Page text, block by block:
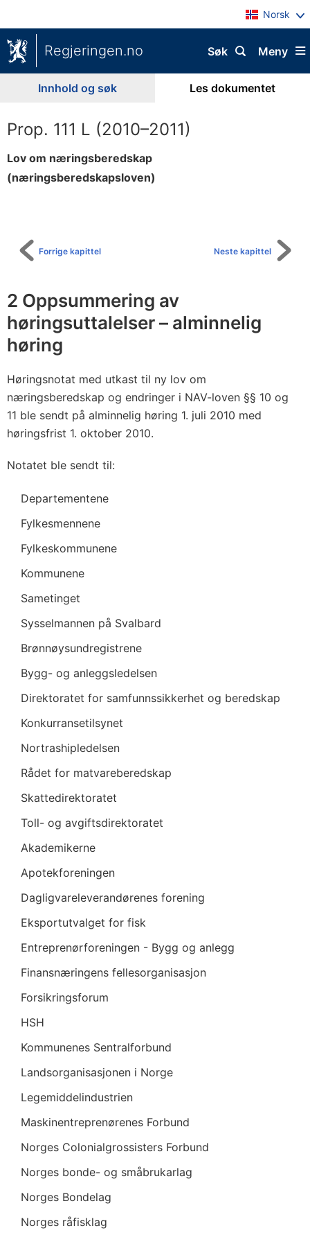
Norsk
Regjeringen.no Meny
Søk
Innhold og søk Les dokumentet
Prop. 111 L (2010–2011)
Lov om næringsberedskap
(næringsberedskapsloven)
Neste kapittel
Forrige kapittel
2 Oppsummering av
høringsuttalelser – alminnelig
høring
Høringsnotat med utkast til ny lov om
næringsberedskap og endringer i NAV-loven §§ 10 og
11 ble sendt på alminnelig høring 1. juli 2010 med
høringsfrist 1. oktober 2010.
Notatet ble sendt til:
Departementene
Fylkesmennene
Fylkeskommunene
Kommunene
Sametinget
Sysselmannen på Svalbard
Brønnøysundregistrene
Bygg- og anleggsledelsen
Direktoratet for samfunnssikkerhet og beredskap
Konkurransetilsynet
Nortrashipledelsen
Rådet for matvareberedskap
Skattedirektoratet
Toll- og avgiftsdirektoratet
Akademikerne
Apotekforeningen
Dagligvareleverandørenes forening
Eksportutvalget for fisk
Entreprenørforeningen - Bygg og anlegg
Finansnæringens fellesorganisasjon
Forsikringsforum
HSH
Kommunenes Sentralforbund
Landsorganisasjonen i Norge
Legemiddelindustrien
Maskinentreprenørenes Forbund
Norges Colonialgrossisters Forbund
Norges bonde- og småbrukarlag
Norges Bondelag
Norges råfisklag